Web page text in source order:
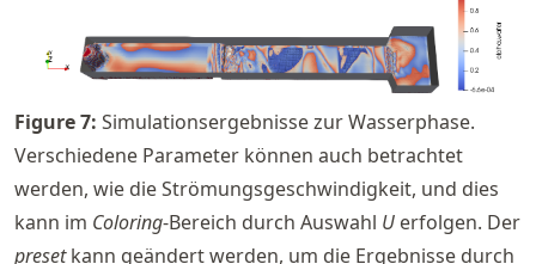
Figure7: Simulationsergebnisse zur Wasserphase.
Verschiedene Parameter können auch betrachtet
werden, wie die Strömungsgeschwindigkeit, und dies
kann im Coloring-Bereich durch Auswahl U erfolgen. Der
presetkann geändert werden, um die Ergebnisse durch